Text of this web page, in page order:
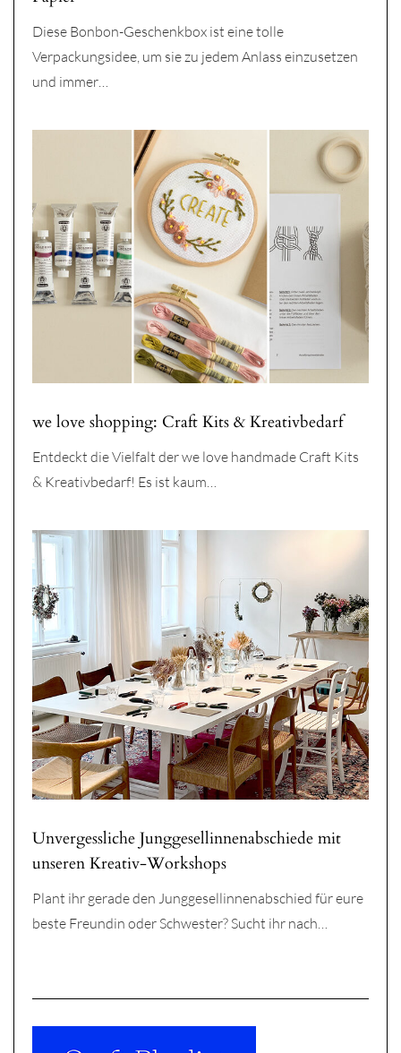
Diese Bonbon-Geschenkbox ist eine tolle
Verpackungsidee, um sie zu jedem Anlass einzusetzen
und immer…
we love shopping: Craft Kits & Kreativbedarf
Entdeckt die Vielfalt der we love handmade Craft Kits
& Kreativbedarf! Es ist kaum…
Unvergessliche Junggesellinnenabschiede mit
unseren Kreativ-Workshops
Plant ihr gerade den Junggesellinnenabschied für eure
beste Freundin oder Schwester? Sucht ihr nach…